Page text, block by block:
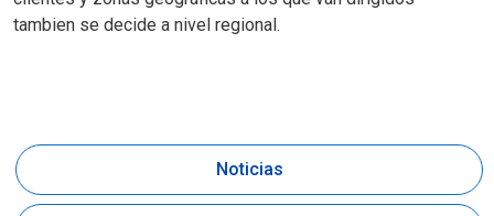
tambien se decide a nivel regional.
Noticias